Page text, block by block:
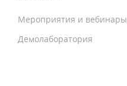
Мероприятия и вебинары
Демолаборатория